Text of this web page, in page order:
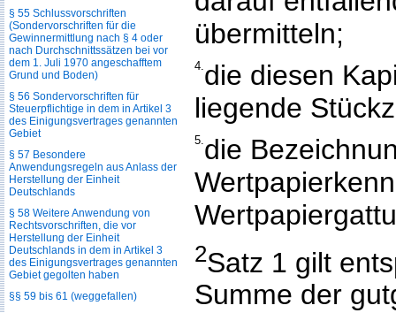
übermitteln;
4. die diesen
liegende
5. die
2Satz 1 gilt
Summe der
§ 55 Schlussvorschriften
(Sondervorschriften für die
Gewinnermittlung nach § 4 oder
nach Durchschnittssätzen bei vor
dem 1. Juli 1970 angeschafftem
Grund und Boden)
§ 56 Sondervorschriften für
Steuerpflichtige in dem in Artikel 3
des Einigungsvertrages genannten
Gebiet
§ 57 Besondere
Anwendungsregeln aus Anlass der
Herstellung der Einheit
Deutschlands
§ 58 Weitere Anwendung von
Rechtsvorschriften, die vor
Herstellung der Einheit
Deutschlands in dem in Artikel 3
des Einigungsvertrages genannten
Gebiet gegolten haben
§§ 59 bis 61 (weggefallen)